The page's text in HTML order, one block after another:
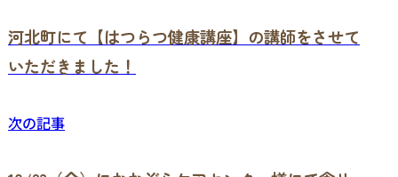
河北町にて【はつらつ健康講座】の講師をさせて
いただきました！
次の記事